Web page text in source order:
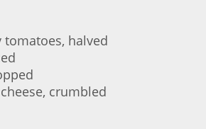
tomatoes, halved
crumbled